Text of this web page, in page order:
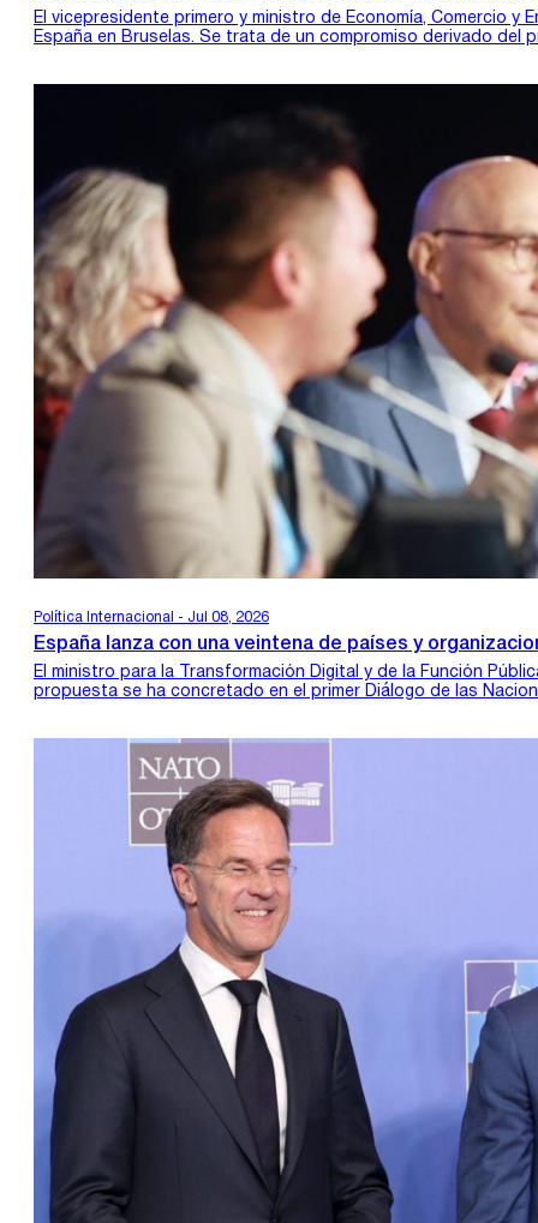
El vicepresidente primero y ministro de Economía, Comercio y
España en Bruselas. Se trata de un compromiso derivado del
Política Internacional - Jul 08, 2026
España lanza con una veintena de países y
El ministro para la Transformación Digital y de la Función
propuesta se ha concretado en el primer Diálogo de las